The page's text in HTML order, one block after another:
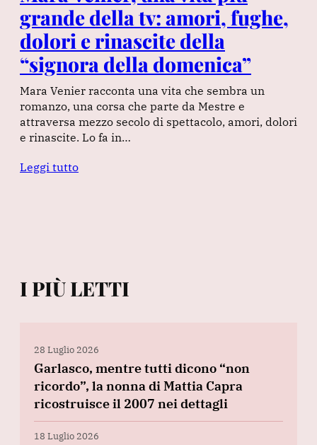
grande della tv: amori, fughe,
dolori e rinascite della
“signora della domenica”
Mara Venier racconta una vita che sembra un
romanzo, una corsa che parte da Mestre e
attraversa mezzo secolo di spettacolo, amori, dolori
e rinascite. Lo fa in…
Leggi tutto
I PIÙ LETTI
28 Luglio 2026
Garlasco, mentre tutti dicono “non
ricordo”, la nonna di Mattia Capra
ricostruisce il 2007 nei dettagli
18 Luglio 2026